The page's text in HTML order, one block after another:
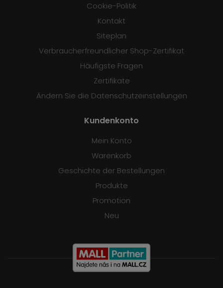
Cookie-Politik
Kontakt
Siteplan
Verbraucherfreundlicher Shop-Zertifikat
Häufigste Fragen
Zertifikate
Ändern Sie die Datenschutzeinstellungen
Kundenkonto
Mein Konto
Warenkorb
Geschichte der Bestellungen
Produkte
Promotion
Neu